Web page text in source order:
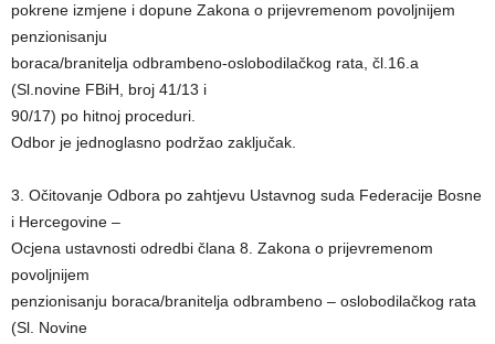
pokrene izmjene i dopune Zakona o prijevremenom povoljnijem
penzionisanju
boraca/branitelja odbrambeno-oslobodilačkog rata, čl.16.a
(Sl.novine FBiH, broj 41/13 i
90/17) po hitnoj proceduri.
Odbor je jednoglasno podržao zaključak.
3. Očitovanje Odbora po zahtjevu Ustavnog suda Federacije Bosne
i Hercegovine –
Ocjena ustavnosti odredbi člana 8. Zakona o prijevremenom
povoljnijem
penzionisanju boraca/branitelja odbrambeno – oslobodilačkog rata
(Sl. Novine